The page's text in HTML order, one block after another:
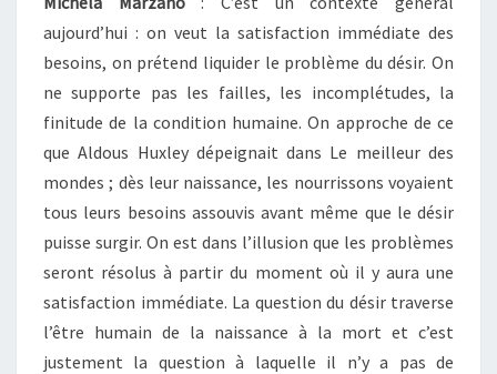
aujourd’hui : on veut la satisfaction immédiate des
besoins, on prétend liquider le problème du désir. On
ne supporte pas les failles, les incomplétudes, la
finitude de la condition humaine. On approche de ce
que Aldous Huxley dépeignait dans Le meilleur des
mondes ; dès leur naissance, les nourrissons voyaient
tous leurs besoins assouvis avant même que le désir
puisse surgir. On est dans l’illusion que les problèmes
seront résolus à partir du moment où il y aura une
satisfaction immédiate. La question du désir traverse
l’être humain de la naissance à la mort et c’est
justement la question à laquelle il n’y a pas de